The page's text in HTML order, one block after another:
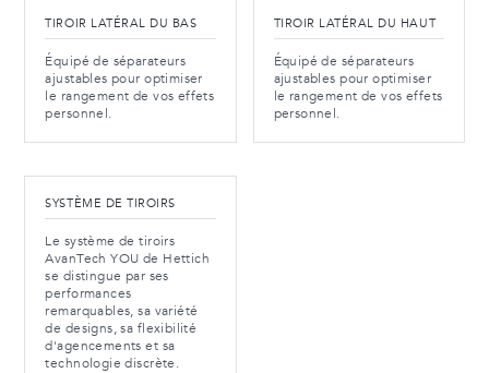
TIROIR LATÉRAL DU BAS
Équipé de séparateurs
ajustables pour optimiser
le rangement de vos effets
personnel.
TIROIR LATÉRAL DU HAUT
Équipé de séparateurs
ajustables pour optimiser
le rangement de vos effets
personnel.
SYSTÈME DE TIROIRS
Le système de tiroirs
AvanTech YOU de Hettich
se distingue par ses
performances
remarquables, sa variété
de designs, sa flexibilité
d'agencements et sa
technologie discrète.